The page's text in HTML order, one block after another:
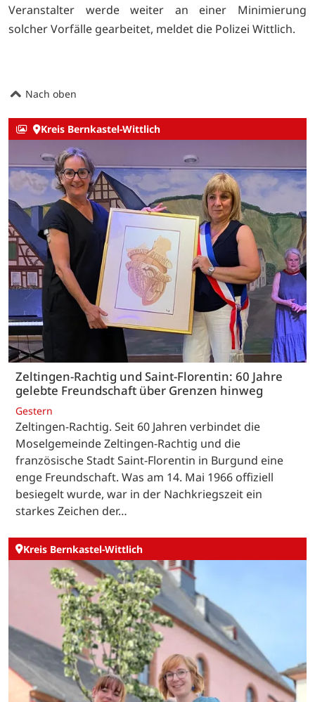
Veranstalter werde weiter an einer Minimierung
solcher Vorfälle gearbeitet, meldet die Polizei Wittlich.
Nach oben
Kreis Bernkastel-Wittlich
Zeltingen-Rachtig und Saint-Florentin: 60 Jahre
gelebte Freundschaft über Grenzen hinweg
Gestern
Zeltingen-Rachtig. Seit 60 Jahren verbindet die
Moselgemeinde Zeltingen-Rachtig und die
französische Stadt Saint-Florentin in Burgund eine
enge Freundschaft. Was am 14. Mai 1966 offiziell
besiegelt wurde, war in der Nachkriegszeit ein
starkes Zeichen der…
Kreis Bernkastel-Wittlich